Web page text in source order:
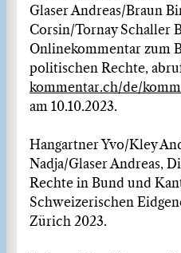
Glaser Andreas/Braun
Corsin/Tornay Schaller
Onlinekommentar zum
politischen Rechte,
kommentar.ch/de/
am 10.10.2023.
Hangartner Yvo/Kley
Nadja/Glaser Andreas,
Rechte in Bund und
Schweizerischen
Zürich 2023.